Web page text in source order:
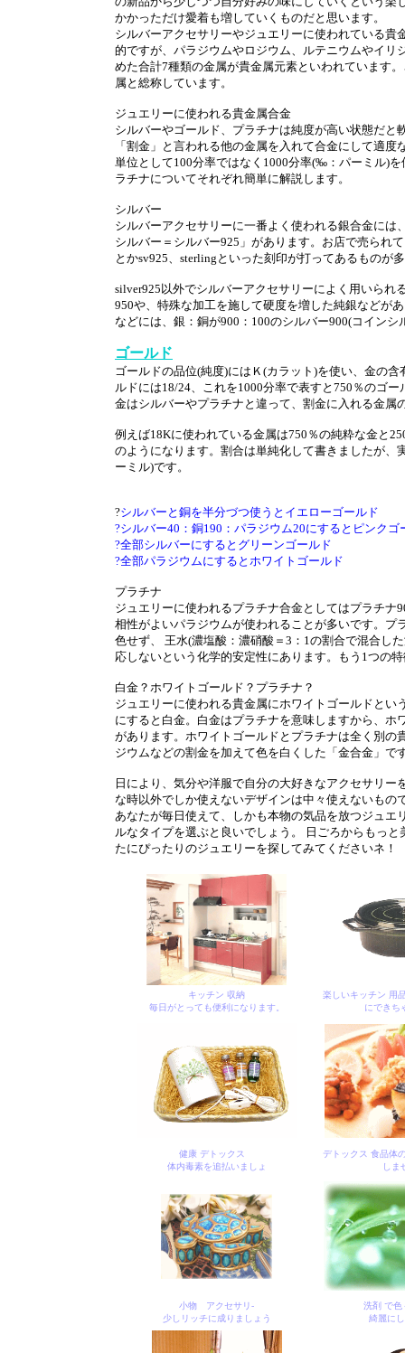
かかっただけ愛着も増していくものだと思います。
シルバーアクセサリーやジュエリーに使われている
的ですが、パラジウムやロジウム、ルテニウムやイ
めた合計7種類の金属が貴金属元素といわれています
属と総称しています。
ジュエリーに使われる貴金属合金
シルバーやゴールド、プラチナは純度が高い状態だ
「割金」と言われる他の金属を入れて合金にして適
単位として100分率ではなく1000分率(‰：パーミル)
ラチナについてそれぞれ簡単に解説します。
シルバー
シルバーアクセサリーに一番よく使われる銀合金に
シルバー＝シルバー925」があります。お店で売られ
とかsv925、sterlingといった刻印が打ってあるものが
silver925以外でシルバーアクセサリーによく用いられ
950や、特殊な加工を施して硬度を増した純銀などが
などには、銀：銅が900：100のシルバー900(コイン
ゴールド
ゴールドの品位(純度)にはＫ(カラット)を使い、金の
ルドには18/24、これを1000分率で表すと750％のゴ
金はシルバーやプラチナと違って、割金に入れる金属
例えば18Kに使われている金属は750％の純粋な金と
のようになります。割合は単純化して書きましたが
ーミル)です。
?シルバーと銅を半分づつ使うとイエローゴールド
?シルバー40：銅190：パラジウム20にするとピンクゴ
?全部シルバーにするとグリーンゴールド
?全部パラジウムにするとホワイトゴールド
プラチナ
ジュエリーに使われるプラチナ合金としてはプラチ
相性がよいパラジウムが使われることが多いです。
色せず、 王水(濃塩酸：濃硝酸＝3：1の割合で混合し
応しないという化学的安定性にあります。もう1つの
白金？ホワイトゴールド？プラチナ？
ジュエリーに使われる貴金属にホワイトゴールドと
にすると白金。白金はプラチナを意味しますから、
があります。ホワイトゴールドとプラチナは全く別
ジウムなどの割金を加えて色を白くした「金合金」で
日により、気分や洋服で自分の大好きなアクセサリ
な時以外でしか使えないデザインは中々使えないもの
あなたが毎日使えて、しかも本物の気品を放つジュ
ルなタイプを選ぶと良いでしょう。 日ごろからもっ
たにぴったりのジュエリーを探してみてくださいネ！
キッチン 収納
毎日がとっても便利になります。
楽しいキッチン 用
にできち
健康 デトックス
体内毒素を追払いましょ
デトックス 食品体
しま
小物 アクセサリ-
少しリッチに成りましょう
洗剤 で色
綺麗に